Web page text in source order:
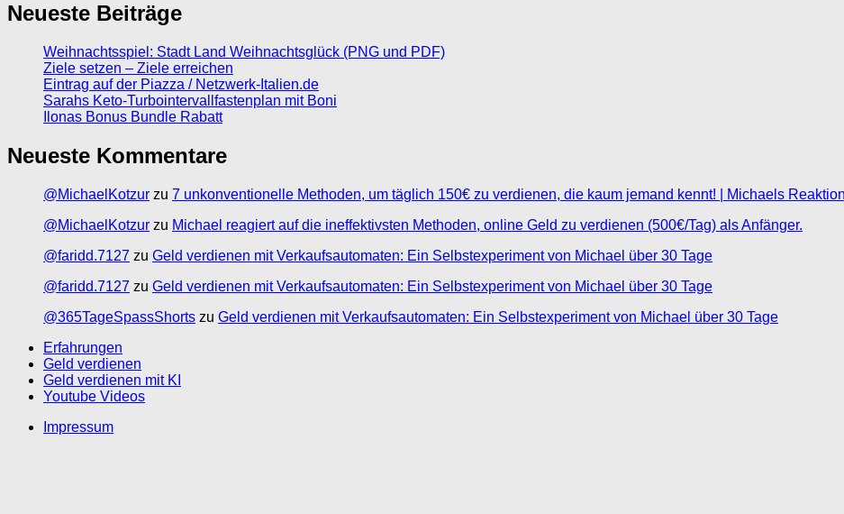
Neueste Beiträge
Weihnachtsspiel: Stadt Land Weihnachtsglück (PNG und PDF)
Ziele setzen – Ziele erreichen
Eintrag auf der Piazza / Netzwerk-Italien.de
Sarahs Keto-Turbointervallfastenplan mit Boni
Ilonas Bonus Bundle Rabatt
Neueste Kommentare
@MichaelKotzur zu 7 unkonventionelle Methoden, um täglich 150€ zu verdienen, die kaum jemand kennt! | Michaels
@MichaelKotzur zu Michael reagiert auf die ineffektivsten Methoden, online Geld zu verdienen (500€/Tag) als Anfänger.
@faridd.7127 zu Geld verdienen mit Verkaufsautomaten: Ein Selbstexperiment von Michael über 30 Tage
@faridd.7127 zu Geld verdienen mit Verkaufsautomaten: Ein Selbstexperiment von Michael über 30 Tage
@365TageSpassShorts zu Geld verdienen mit Verkaufsautomaten: Ein Selbstexperiment von Michael über 30 Tage
Erfahrungen
Geld verdienen
Geld verdienen mit KI
Youtube Videos
Impressum